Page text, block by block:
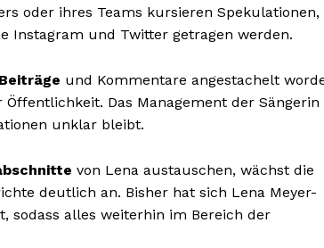
oder ihres Teams kursieren Spekulationen,
Instagram und Twitter getragen werden.
und Kommentare angestachelt
Das Management der Sängerin
unklar bleibt.
von Lena austauschen, wächst die
deutlich an. Bisher hat sich Lena Meyer-
sodass alles weiterhin im Bereich der